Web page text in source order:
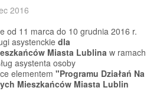
2016
od 11 marca do 10 grudnia 2016 r.
asystenckie dla
Miasta Lublina w ramach
asystenta osoby
elementem "Programu Działań Na
Mieszkańców Miasta Lublin